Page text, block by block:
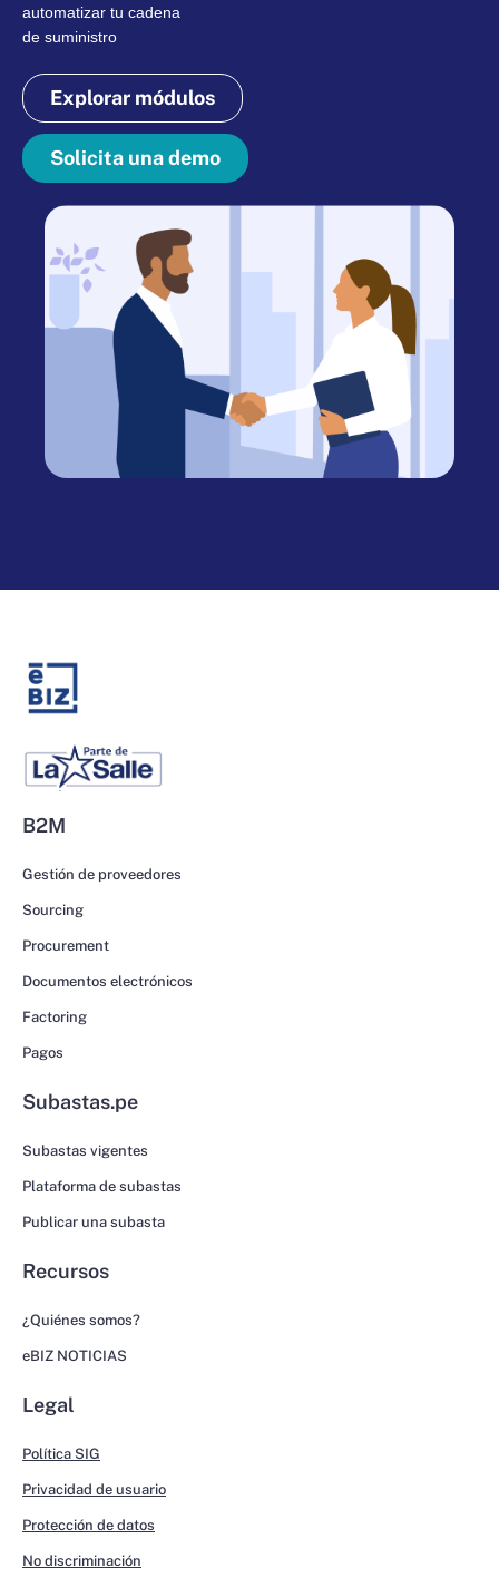
automatizar tu cadena
de suministro
Explorar módulos
Solicita una demo
B2M
Gestión de proveedores
Sourcing
Procurement
Documentos electrónicos
Factoring
Pagos
Subastas.pe
Subastas vigentes
Plataforma de subastas
Publicar una subasta
Recursos
¿Quiénes somos?
eBIZ NOTICIAS
Legal
Política SIG
Privacidad de usuario
Protección de datos
No discriminación